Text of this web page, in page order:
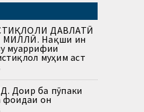
ДАВЛАТӢ
Нақши ин
муаррифии
муҳим аст
Доир ба пӯпаки
фоидаи он